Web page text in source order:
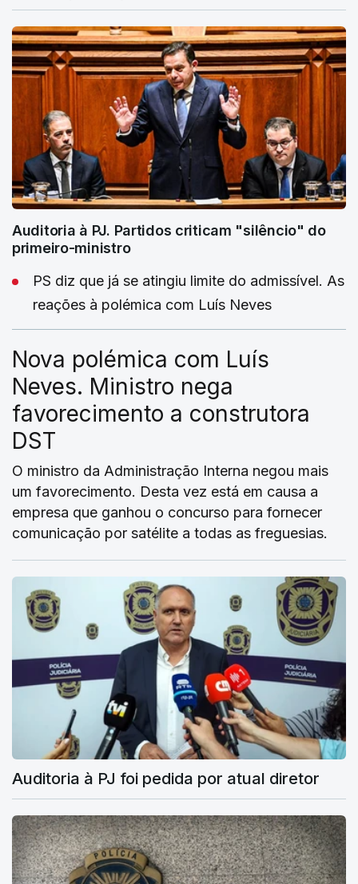
Auditoria à PJ. Partidos criticam "silêncio" do
primeiro-ministro
PS diz que já se atingiu limite do admissível. As
reações à polémica com Luís Neves
Nova polémica com Luís
Neves. Ministro nega
favorecimento a construtora
DST
O ministro da Administração Interna negou mais
um favorecimento. Desta vez está em causa a
empresa que ganhou o concurso para fornecer
comunicação por satélite a todas as freguesias.
Auditoria à PJ foi pedida por atual diretor